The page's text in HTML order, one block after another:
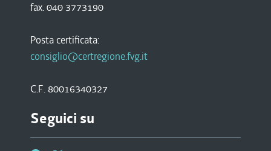
fax. 040 3773190
Posta certificata:
consiglio@certregione.fvg.it
C.F. 80016340327
Seguici su